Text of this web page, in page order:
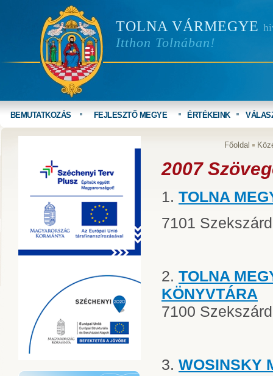
TOLNA VÁRMEGYE
Itthon Tolnában!
BEMUTATKOZÁS FEJLESZTŐ MEGYE ÉRTÉKEINK
Főoldal
2007
1. TOLNA
7101
2. TOLNA
KÖNYVTÁRA
7100
3. WOSINSKY